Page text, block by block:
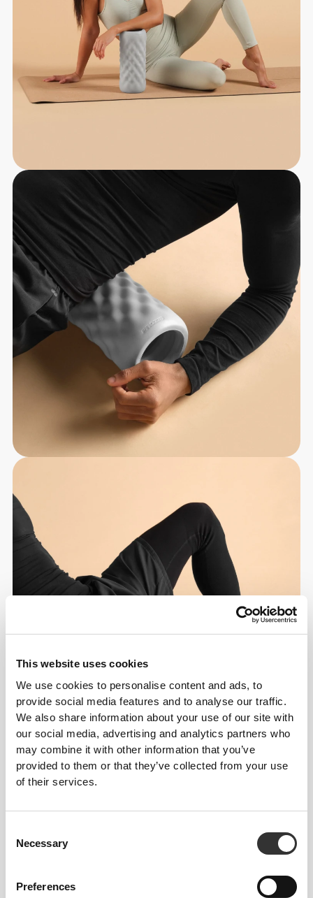
This website uses cookies
We use cookies to personalise content and ads, to
provide social media features and to analyse our traffic.
We also share information about your use of our site with
our social media, advertising and analytics partners who
may combine it with other information that you’ve
provided to them or that they’ve collected from your use
of their services.
Selection
Necessary
Preferences
Informacje i pielęgnacja